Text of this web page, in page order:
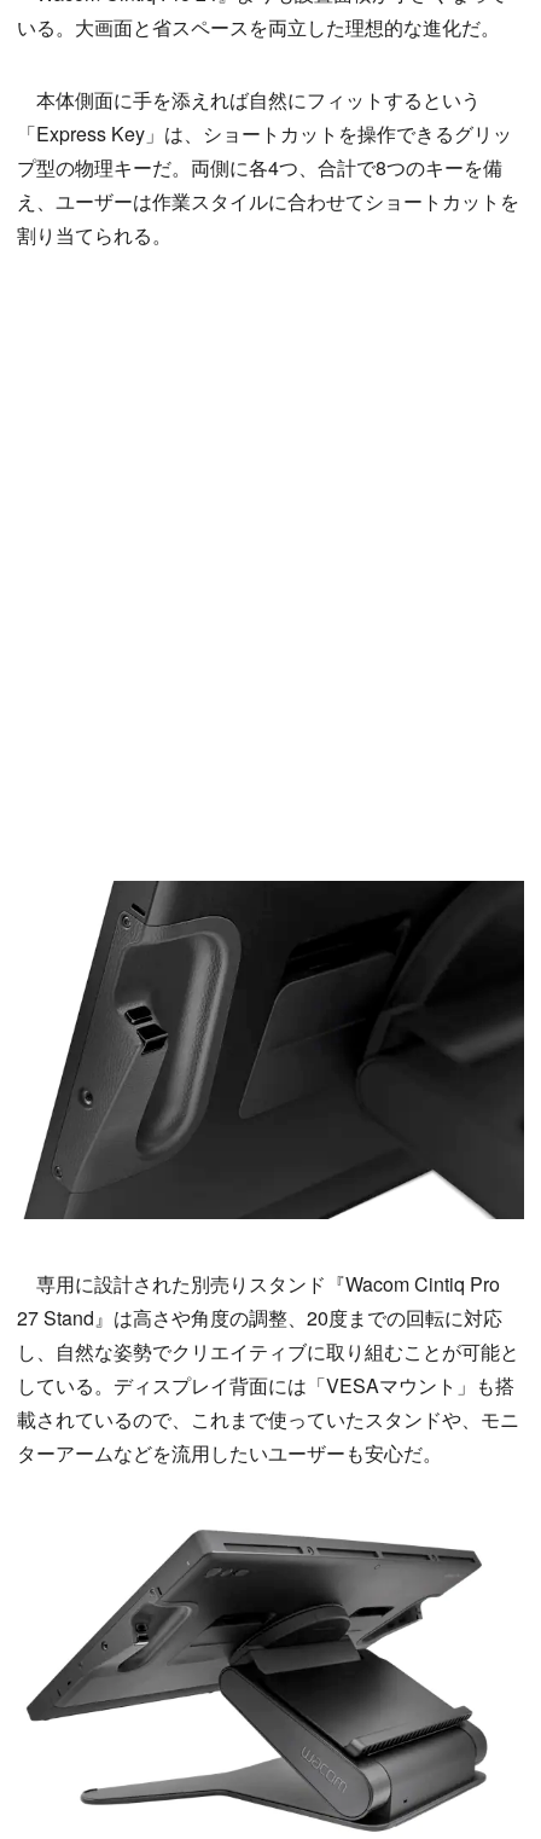
いる。大画面と省スペースを両立した理想的な進化だ。
本体側面に手を添えれば自然にフィットするという
「Express Key」は、ショートカットを操作できるグリッ
プ型の物理キーだ。両側に各4つ、合計で8つのキーを備
え、ユーザーは作業スタイルに合わせてショートカットを
割り当てられる。
専用に設計された別売りスタンド『Wacom Cintiq Pro
27 Stand』は高さや角度の調整、20度までの回転に対応
し、自然な姿勢でクリエイティブに取り組むことが可能と
している。ディスプレイ背面には「VESAマウント」も搭
載されているので、これまで使っていたスタンドや、モニ
ターアームなどを流用したいユーザーも安心だ。